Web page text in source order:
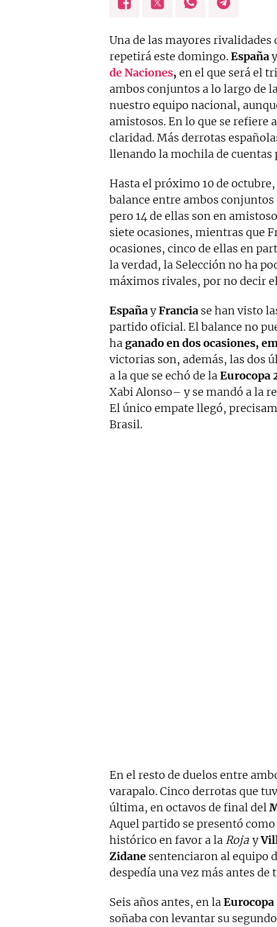
Una de las mayores
repetirá este domingo.España
de Naciones, en el que será el
ambos conjuntos a lo largo de
nuestro equipo nacional,
amistosos. En lo que se refiere
claridad. Más derrotas
llenando la mochila de cuentas
Hasta el próximo 10 de
balance entre ambos conjuntos
pero 14 de ellas son en
siete ocasiones, mientras que
ocasiones, cinco de ellas en
la verdad, la Selección no ha
máximos rivales, por no decir
EspañayFrancia se han visto
partido oficial. El balance no
ha ganado en dos ocasiones,
victorias son, además, las dos
a la que se echó de laEurocopa
Xabi Alonso– y se mandó a la
El único empate llegó,
Brasil.
En el resto de duelos entre
varapalo. Cinco derrotas que
última, en octavos de final del
Aquel partido se presentó
histórico en favor a la Roja y
Zidane sentenciaron al equipo
despedía una vez más antes
Seis años antes, en la
soñaba con levantar su